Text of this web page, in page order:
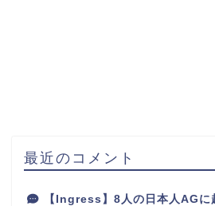
最近のコメント
【Ingress】8人の日本人AGに